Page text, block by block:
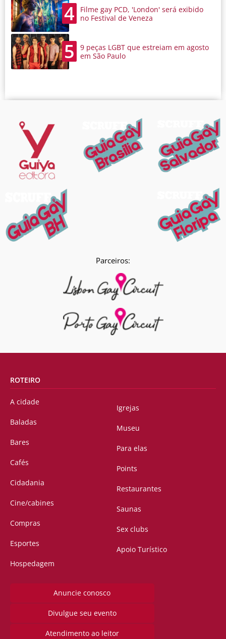
4
Filme gay PCD, 'London' será exibido
no Festival de Veneza
5
9 peças LGBT que estreiam em agosto
em São Paulo
Parceiros:
ROTEIRO
A cidade
Baladas
Bares
Cafés
Cidadania
Cine/cabines
Compras
Esportes
Hospedagem
Igrejas
Museu
Para elas
Points
Restaurantes
Saunas
Sex clubs
Apoio Turístico
Anuncie conosco
Divulgue seu evento
Atendimento ao leitor